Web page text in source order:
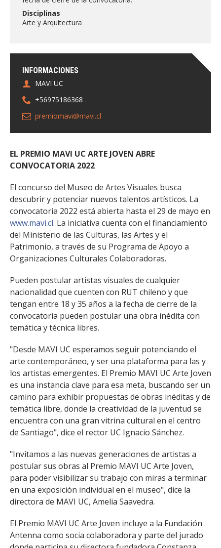
INFORMACIONES
MAVI UC
+56975186368
premiomavi@mavi.cl
Disciplinas
Arte y Arquitectura
EL PREMIO MAVI UC ARTE JOVEN ABRE
CONVOCATORIA 2022
El concurso del Museo de Artes Visuales busca
descubrir y potenciar nuevos talentos artísticos. La
convocatoria 2022 está abierta hasta el 29 de mayo en
www.mavi.cl. La iniciativa cuenta con el financiamiento
del Ministerio de las Culturas, las Artes y el
Patrimonio, a través de su Programa de Apoyo a
Organizaciones Culturales Colaboradoras.
Pueden postular artistas visuales de cualquier
nacionalidad que cuenten con RUT chileno y que
tengan entre 18 y 35 años a la fecha de cierre de la
convocatoria pueden postular una obra inédita con
temática y técnica libres.
"Desde MAVI UC esperamos seguir potenciando el
arte contemporáneo, y ser una plataforma para las y
los artistas emergentes. El Premio MAVI UC Arte Joven
es una instancia clave para esa meta, buscando ser un
camino para exhibir propuestas de obras inéditas y de
temática libre, donde la creatividad de la juventud se
encuentra con una gran vitrina cultural en el centro
de Santiago", dice el rector UC Ignacio Sánchez.
"Invitamos a las nuevas generaciones de artistas a
postular sus obras al Premio MAVI UC Arte Joven,
para poder visibilizar su trabajo con miras a terminar
en una exposición individual en el museo", dice la
directora de MAVI UC, Amelia Saavedra.
El Premio MAVI UC Arte Joven incluye a la Fundación
Antenna como socia colaboradora y parte del jurado